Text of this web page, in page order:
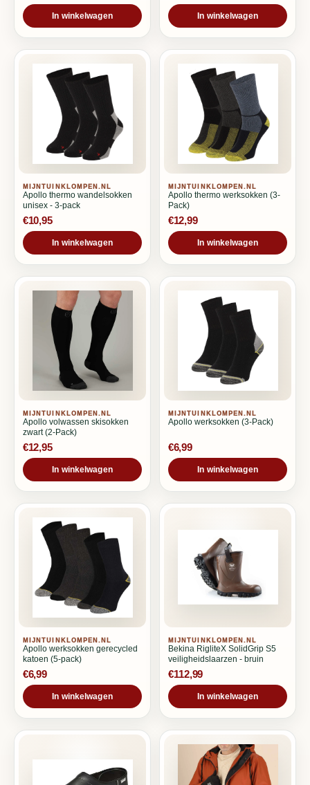
In winkelwagen In winkelwagen
MIJNTUINKLOMPEN.NL
Apollo thermo wandelsokken
unisex - 3-pack
€10,95
In winkelwagen
MIJNTUINKLOMPEN.NL
Apollo thermo werksokken (3-
Pack)
€12,99
In winkelwagen
MIJNTUINKLOMPEN.NL
Apollo volwassen skisokken
zwart (2-Pack)
€12,95
In winkelwagen
MIJNTUINKLOMPEN.NL
Apollo werksokken (3-Pack)
€6,99
In winkelwagen
MIJNTUINKLOMPEN.NL
Apollo werksokken gerecycled
katoen (5-pack)
€6,99
In winkelwagen
MIJNTUINKLOMPEN.NL
Bekina RigliteX SolidGrip S5
veiligheidslaarzen - bruin
€112,99
In winkelwagen